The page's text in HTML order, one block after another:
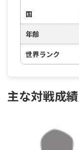
国
年齢
世界ランク
主な対戦成績